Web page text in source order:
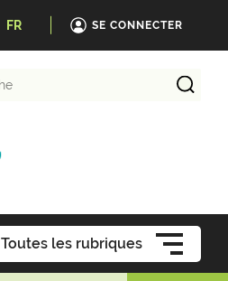
FR SE CONNECTER
Toutes les rubriques